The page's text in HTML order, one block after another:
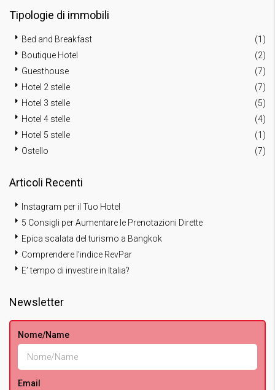
Tipologie di immobili
Bed and Breakfast
(1)
Boutique Hotel
(2)
Guesthouse
(7)
Hotel 2 stelle
(7)
Hotel 3 stelle
(5)
Hotel 4 stelle
(4)
Hotel 5 stelle
(1)
Ostello
(7)
Articoli Recenti
Instagram per il Tuo Hotel
5 Consigli per Aumentare le Prenotazioni Dirette
Epica scalata del turismo a Bangkok
Comprendere l’indice RevPar
E’ tempo di investire in Italia?
Newsletter
Nome/Name
Email